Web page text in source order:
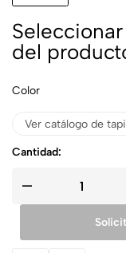
del
Color
Ver catálogo de
Cantidad: